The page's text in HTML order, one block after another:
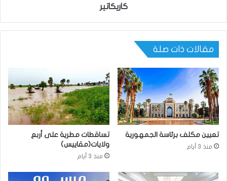
كاريكاتير
مقالات ذات صلة
تعيين مكلف برئاسة الجمهورية
منذ 3 أيام
تساقطات مطرية على أربع
ولايات(مقاييس)
منذ 3 أيام